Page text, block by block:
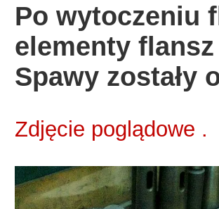
Po wytoczeniu
elementy
Spawy zostały
Zdjęcie poglądowe .